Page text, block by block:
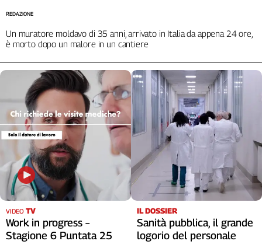
Adige
Basilicata
Calabria
Romagna
Friuli
Venezia
Giulia
Lazio
Liguria
Lombardia
Marche
Piemonte
Puglia
Sardegna
Un muratore moldavo di 35 anni, arrivato in Italia da appena 24 ore,
è morto dopo un malore in un cantiere
REDAZIONE
VIDEO TV
Work in progress –
Stagione 6 Puntata 25
IL DOSSIER
Sanità pubblica, il grande
logorio del personale